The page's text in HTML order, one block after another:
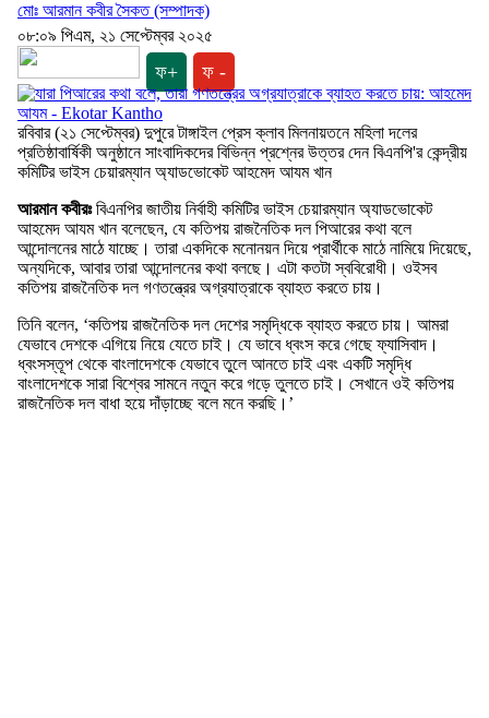
মোঃ আরমান কবীর সৈকত (সম্পাদক)
০৮:০৯ পিএম, ২১ সেপ্টেম্বর ২০২৫
ফ+ ফ -
রবিবার (২১ সেপ্টেম্বর) দুপুরে টাঙ্গাইল প্রেস ক্লাব মিলনায়তনে মহিলা দলের
প্রতিষ্ঠাবার্ষিকী অনুষ্ঠানে সাংবাদিকদের বিভিন্ন প্রশ্নের উত্তর দেন বিএনপি'র কেন্দ্রীয়
কমিটির ভাইস চেয়ারম্যান অ্যাডভোকেট আহমেদ আযম খান
আরমান কবীরঃবিএনপির জাতীয় নির্বাহী কমিটির ভাইস চেয়ারম্যান অ্যাডভোকেট
আহমেদ আযম খান বলেছেন, যে কতিপয় রাজনৈতিক দল পিআরের কথা বলে
আন্দোলনের মাঠে যাচ্ছে। তারা একদিকে মনোনয়ন দিয়ে প্রার্থীকে মাঠে নামিয়ে দিয়েছে,
অন্যদিকে, আবার তারা আন্দোলনের কথা বলছে। এটা কতটা স্ববিরোধী। ওইসব
কতিপয় রাজনৈতিক দল গণতন্ত্রের অগ্রযাত্রাকে ব্যাহত করতে চায়।
তিনি বলেন, ‘কতিপয় রাজনৈতিক দল দেশের সমৃদ্ধিকে ব্যাহত করতে চায়। আমরা
যেভাবে দেশকে এগিয়ে নিয়ে যেতে চাই। যে ভাবে ধ্বংস করে গেছে ফ্যাসিবাদ।
ধ্বংসস্তূপ থেকে বাংলাদেশকে যেভাবে তুলে আনতে চাই এবং একটি সমৃদ্ধি
বাংলাদেশকে সারা বিশ্বের সামনে নতুন করে গড়ে তুলতে চাই। সেখানে ওই কতিপয়
রাজনৈতিক দল বাধা হয়ে দাঁড়াচ্ছে বলে মনে করছি।’